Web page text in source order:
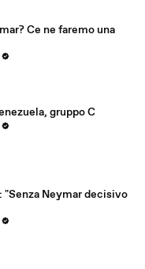
Ce ne faremo una
gruppo C
"Senza Neymar decisivo